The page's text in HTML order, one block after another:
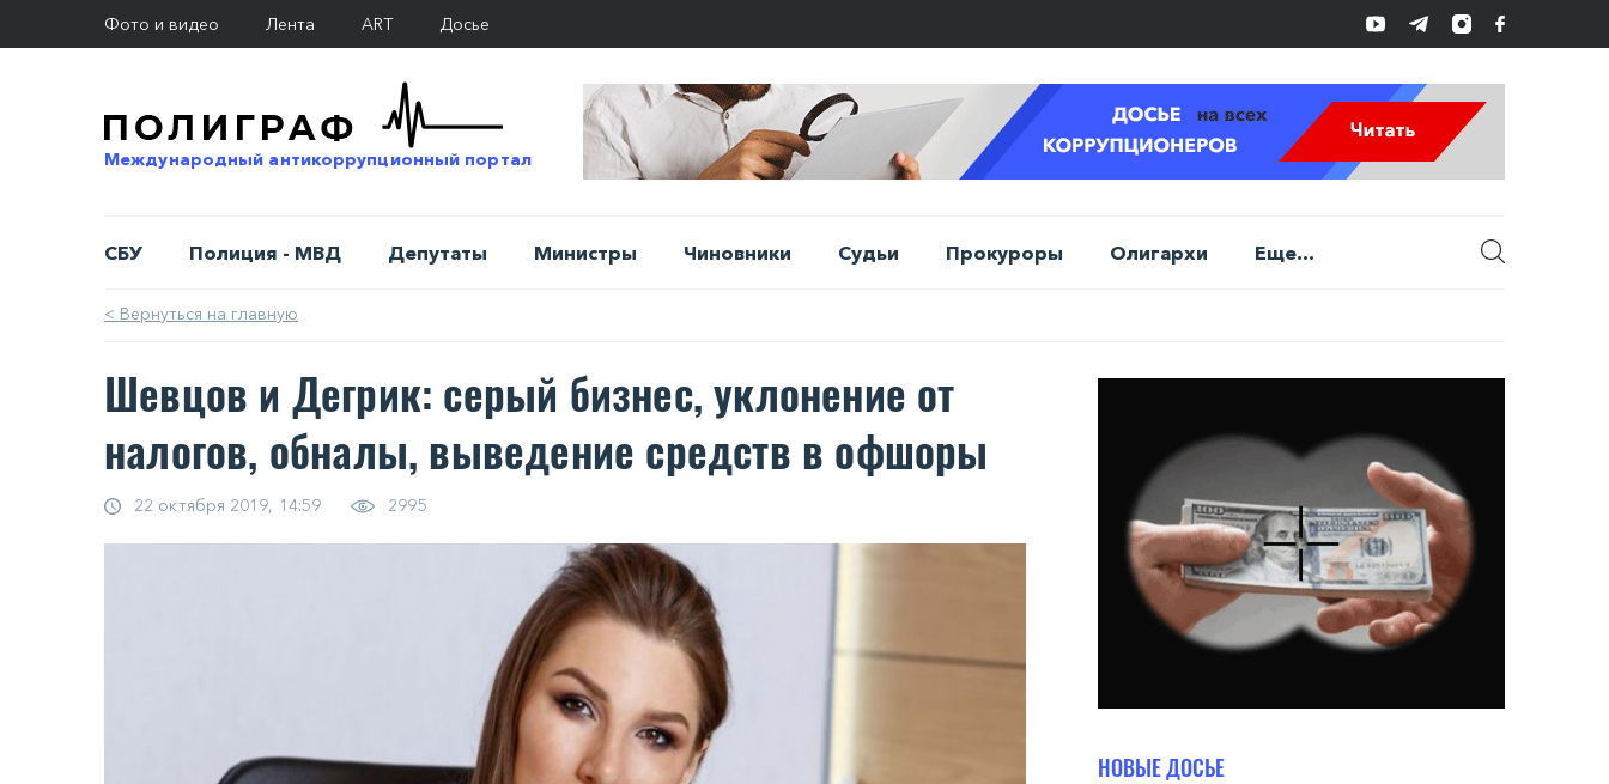
Фото и видео Лента ART Досье
Международный антикоррупционный портал
СБУ Полиция - МВД Депутаты Министры Чиновники Судьи Прокуроры Олигархи Еще...
< Вернуться на главную
Шевцов и Дегрик: серый бизнес, уклонение от
налогов, обналы, выведение средств в офшоры
22 октября 2019, 14:59 2995
НОВЫЕ ДОСЬЕ